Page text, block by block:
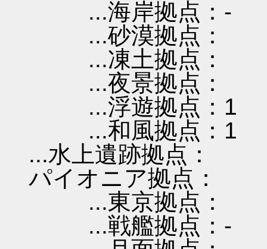
...海岸拠点：-
...砂漠拠点：
...凍土拠点：
...夜景拠点：
...浮遊拠点：1
...和風拠点：1
...水上遺跡拠点：
パイオニア拠点：
...東京拠点：
...戦艦拠点：-